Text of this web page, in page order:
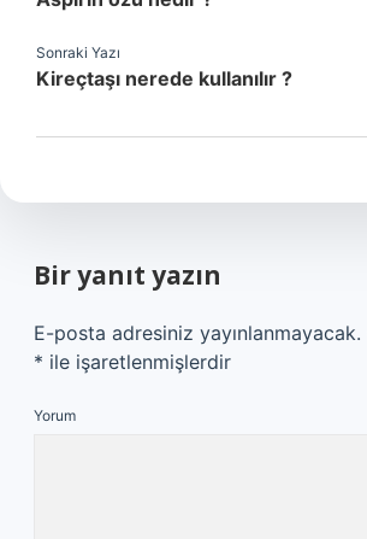
Sonraki Yazı
Kireçtaşı nerede kullanılır ?
Bir yanıt yazın
E-posta adresiniz yayınlanmayacak.
* ile işaretlenmişlerdir
Yorum